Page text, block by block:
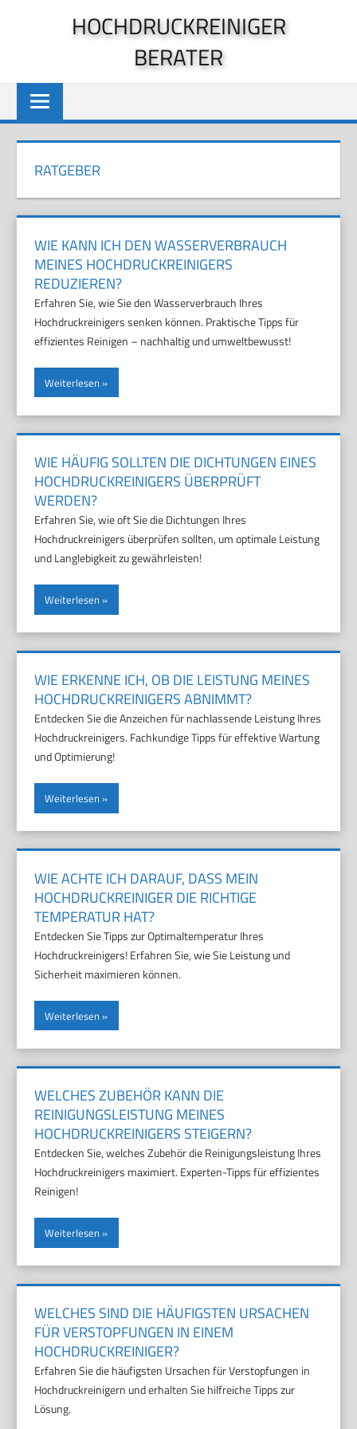
HOCHDRUCKREINIGER
BERATER
RATGEBER
WIE KANN ICH DEN WASSERVERBRAUCH
MEINES HOCHDRUCKREINIGERS
REDUZIEREN?
Erfahren Sie, wie Sie den Wasserverbrauch Ihres
Hochdruckreinigers senken können. Praktische Tipps für
effizientes Reinigen – nachhaltig und umweltbewusst!
Weiterlesen
WIE HÄUFIG SOLLTEN DIE DICHTUNGEN EINES
HOCHDRUCKREINIGERS ÜBERPRÜFT
WERDEN?
Erfahren Sie, wie oft Sie die Dichtungen Ihres
Hochdruckreinigers überprüfen sollten, um optimale Leistung
und Langlebigkeit zu gewährleisten!
Weiterlesen
WIE ERKENNE ICH, OB DIE LEISTUNG MEINES
HOCHDRUCKREINIGERS ABNIMMT?
Entdecken Sie die Anzeichen für nachlassende Leistung Ihres
Hochdruckreinigers. Fachkundige Tipps für effektive Wartung
und Optimierung!
Weiterlesen
WIE ACHTE ICH DARAUF, DASS MEIN
HOCHDRUCKREINIGER DIE RICHTIGE
TEMPERATUR HAT?
Entdecken Sie Tipps zur Optimaltemperatur Ihres
Hochdruckreinigers! Erfahren Sie, wie Sie Leistung und
Sicherheit maximieren können.
Weiterlesen
WELCHES ZUBEHÖR KANN DIE
REINIGUNGSLEISTUNG MEINES
HOCHDRUCKREINIGERS STEIGERN?
Entdecken Sie, welches Zubehör die Reinigungsleistung Ihres
Hochdruckreinigers maximiert. Experten-Tipps für effizientes
Reinigen!
Weiterlesen
WELCHES SIND DIE HÄUFIGSTEN URSACHEN
FÜR VERSTOPFUNGEN IN EINEM
HOCHDRUCKREINIGER?
Erfahren Sie die häufigsten Ursachen für Verstopfungen in
Hochdruckreinigern und erhalten Sie hilfreiche Tipps zur
Lösung.